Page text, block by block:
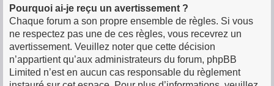
Pourquoi ai-je reçu un avertissement ?
Chaque forum a son propre ensemble de règles. Si vous
ne respectez pas une de ces règles, vous recevrez un
avertissement. Veuillez noter que cette décision
n’appartient qu’aux administrateurs du forum, phpBB
Limited n’est en aucun cas responsable du règlement